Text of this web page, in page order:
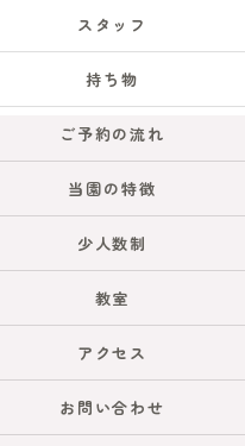
スタッフ
持ち物
ご予約の流れ
当園の特徴
少人数制
教室
アクセス
お問い合わせ